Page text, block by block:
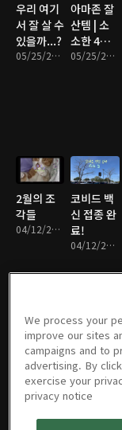
우리 여기
서 잘 살 수
있을까...?
05/25/2021 • 11분
아마존 잘
산템 | 소
소한 4월
일상
05/25/2021 • 17분
2월의 조
각들
04/12/2021 • 11분
코비드 백
신 접종 완
료!
04/12/2021 • 4분
우리집 고
양이의 이
상한 취미
04/12/2021 • 6분
2주급 받
는 날 우리
의 루틴
04/05/2021 • 6분
We process your
improve our sites
campaigns and to
advertising. By
exercise your
privacy notice